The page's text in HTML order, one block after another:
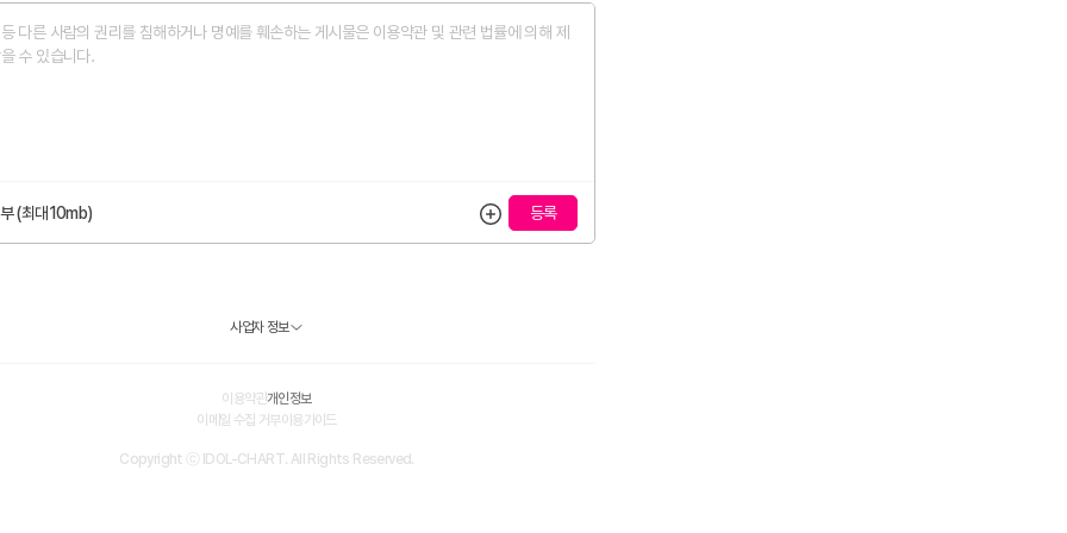
(최대10mb)
사업자 정보
이용약관개인정보
이메일 수집 거부이용가이드
Copyright ⓒ IDOL-CHART. All Rights Reserved.